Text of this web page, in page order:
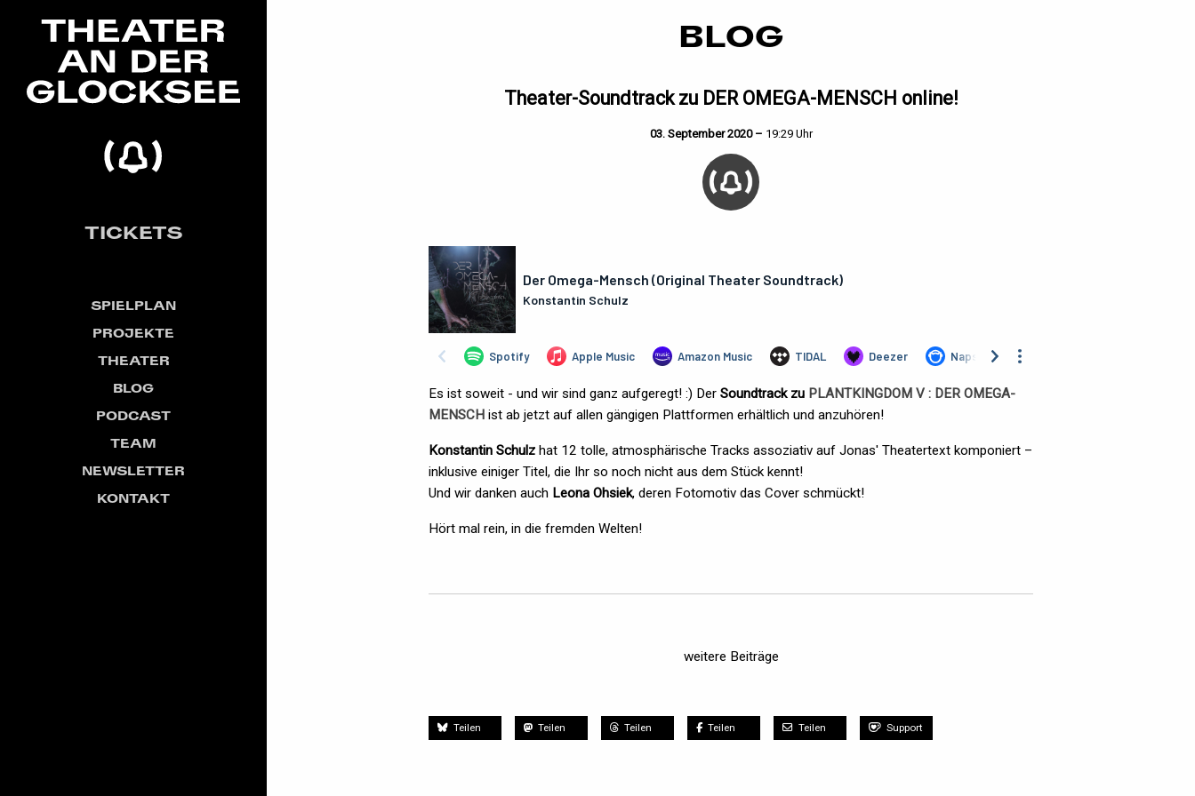
TICKETS
SPIELPLAN
PROJEKTE
THEATER
BLOG
PODCAST
TEAM
NEWSLETTER
KONTAKT
BLOG
Theater-Soundtrack zu DER OMEGA-MENSCH online!
03. September 2020 – 19:29 Uhr
Es ist soweit - und wir sind ganz aufgeregt! :) Der Soundtrack zu PLANTKINGDOM V : DER OMEGA-
MENSCH ist ab jetzt auf allen gängigen Plattformen erhältlich und anzuhören!
Konstantin Schulz hat 12 tolle, atmosphärische Tracks assoziativ auf Jonas' Theatertext komponiert –
inklusive einiger Titel, die Ihr so noch nicht aus dem Stück kennt!
Und wir danken auch Leona Ohsiek, deren Fotomotiv das Cover schmückt!
Hört mal rein, in die fremden Welten!
weitere Beiträge
Teilen Teilen Teilen Teilen Teilen Support